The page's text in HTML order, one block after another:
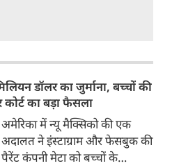
डॉलर का जुर्माना, बच्चों की
का बड़ा फैसला
अमेरिका में न्यू मैक्सिको की एक
अदालत ने इंस्टाग्राम और फेसबुक की
पैरेंट कंपनी मेटा को बच्चों के